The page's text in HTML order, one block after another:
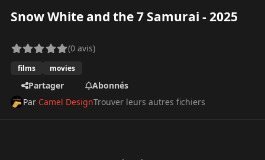
Snow White and the 7 Samurai - 2025
(0 avis)
films movies
Partager
Abonnés
Par Camel DesignTrouver leurs autres fichiers